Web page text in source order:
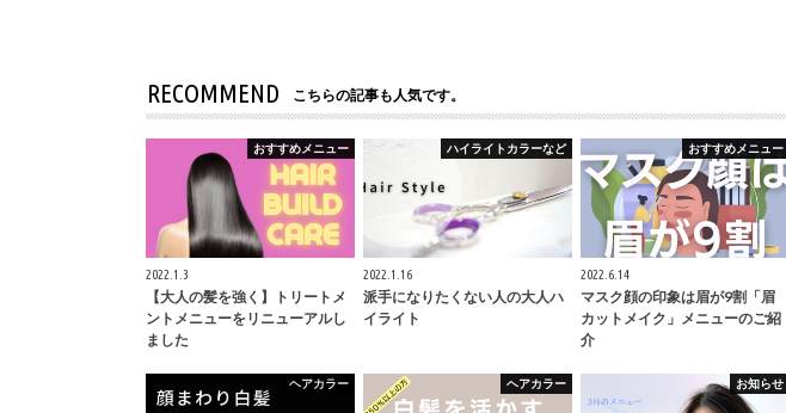
RECOMMEND こちらの記事も人気です。
おすすめメニュー
2022.1.3
【大人の髪を強く】トリートメ
ントメニューをリニューアルし
ました
ハイライトカラーなど
2022.1.16
派手になりたくない人の大人ハ
イライト
おすすめメニュー
2022.6.14
マスク顔の印象は眉が9割「眉
カットメイク」メニューのご紹
介
ヘアカラー ヘアカラー お知らせ